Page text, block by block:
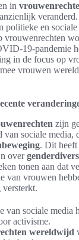
in
veranderd.
politieke en
vrouwenrechten
19-pandemie
in de focus op
vrouwen
zijn
van sociale media,
. Dit heeft
over
tonen aan dat
van vrouwen
van sociale media
activisme.
wereldwijd